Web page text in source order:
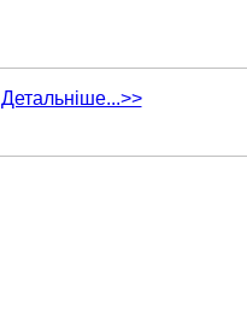
Детальніше...>>